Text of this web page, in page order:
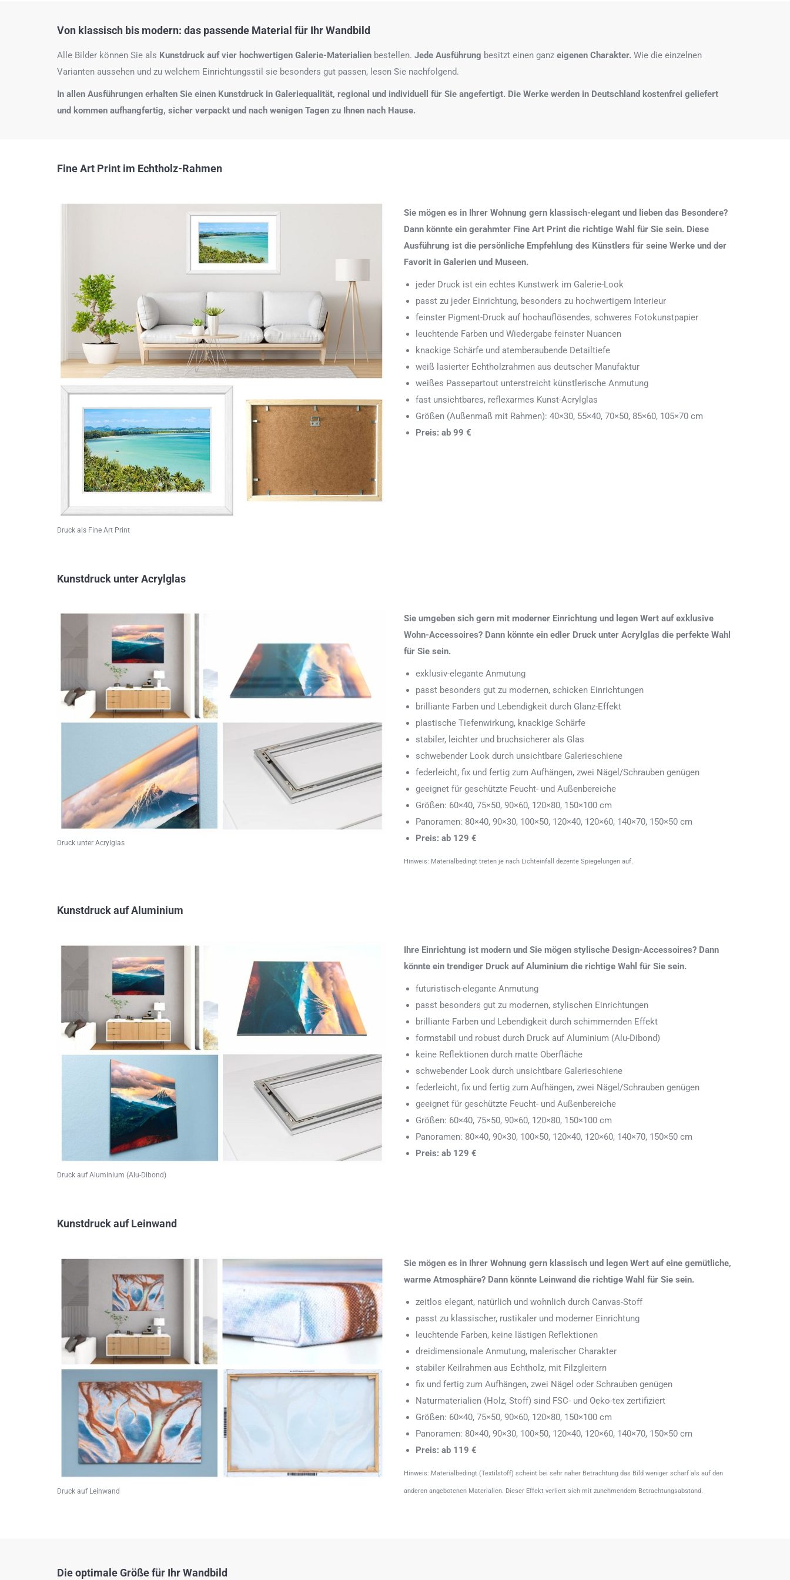
Von klassisch bis modern: das passende Material für Ihr Wandbild
Alle Bilder können Sie als Kunstdruck auf vier hochwertigen Galerie-Materialien bestellen. Jede Ausführung besitzt einen ganz eigenen Charakter. Wie die einzelnen
Varianten aussehen und zu welchem Einrichtungsstil sie besonders gut passen, lesen Sie nachfolgend.
In allen Ausführungen erhalten Sie einen Kunstdruck in Galeriequalität, regional und individuell für Sie angefertigt. Die Werke werden in Deutschland kostenfrei geliefert
und kommen aufhangfertig, sicher verpackt und nach wenigen Tagen zu Ihnen nach Hause.
Fine Art Print im Echtholz-Rahmen
Druck als Fine Art Print
Sie mögen es in Ihrer Wohnung gern klassisch-elegant und lieben das Besondere?
Dann könnte ein gerahmter Fine Art Print die richtige Wahl für Sie sein. Diese
Ausführung ist die persönliche Empfehlung des Künstlers für seine Werke und der
Favorit in Galerien und Museen.
jeder Druck ist ein echtes Kunstwerk im Galerie-Look
passt zu jeder Einrichtung, besonders zu hochwertigem Interieur
feinster Pigment-Druck auf hochauflösendes, schweres Fotokunstpapier
leuchtende Farben und Wiedergabe feinster Nuancen
knackige Schärfe und atemberaubende Detailtiefe
weiß lasierter Echtholzrahmen aus deutscher Manufaktur
weißes Passepartout unterstreicht künstlerische Anmutung
fast unsichtbares, reflexarmes Kunst-Acrylglas
Größen (Außenmaß mit Rahmen): 40×30, 55×40, 70×50, 85×60, 105×70 cm
Preis: ab 99 €
Kunstdruck unter Acrylglas
Druck unter Acrylglas
Sie umgeben sich gern mit moderner Einrichtung und legen Wert auf exklusive
Wohn-Accessoires? Dann könnte ein edler Druck unter Acrylglas die perfekte Wahl
für Sie sein.
exklusiv-elegante Anmutung
passt besonders gut zu modernen, schicken Einrichtungen
brilliante Farben und Lebendigkeit durch Glanz-Effekt
plastische Tiefenwirkung, knackige Schärfe
stabiler, leichter und bruchsicherer als Glas
schwebender Look durch unsichtbare Galerieschiene
federleicht, fix und fertig zum Aufhängen, zwei Nägel/Schrauben genügen
geeignet für geschützte Feucht- und Außenbereiche
Größen: 60×40, 75×50, 90×60, 120×80, 150×100 cm
Panoramen: 80×40, 90×30, 100×50, 120×40, 120×60, 140×70, 150×50 cm
Preis: ab 129 €
Hinweis: Materialbedingt treten je nach Lichteinfall dezente Spiegelungen auf.
Kunstdruck auf Aluminium
Druck auf Aluminium (Alu-Dibond)
Ihre Einrichtung ist modern und Sie mögen stylische Design-Accessoires? Dann
könnte ein trendiger Druck auf Aluminium die richtige Wahl für Sie sein.
futuristisch-elegante Anmutung
passt besonders gut zu modernen, stylischen Einrichtungen
brilliante Farben und Lebendigkeit durch schimmernden Effekt
formstabil und robust durch Druck auf Aluminium (Alu-Dibond)
keine Reflektionen durch matte Oberfläche
schwebender Look durch unsichtbare Galerieschiene
federleicht, fix und fertig zum Aufhängen, zwei Nägel/Schrauben genügen
geeignet für geschützte Feucht- und Außenbereiche
Größen: 60×40, 75×50, 90×60, 120×80, 150×100 cm
Panoramen: 80×40, 90×30, 100×50, 120×40, 120×60, 140×70, 150×50 cm
Preis: ab 129 €
Kunstdruck auf Leinwand
Druck auf Leinwand
Sie mögen es in Ihrer Wohnung gern klassisch und legen Wert auf eine gemütliche,
warme Atmosphäre? Dann könnte Leinwand die richtige Wahl für Sie sein.
zeitlos elegant, natürlich und wohnlich durch Canvas-Stoff
passt zu klassischer, rustikaler und moderner Einrichtung
leuchtende Farben, keine lästigen Reflektionen
dreidimensionale Anmutung, malerischer Charakter
stabiler Keilrahmen aus Echtholz, mit Filzgleitern
fix und fertig zum Aufhängen, zwei Nägel oder Schrauben genügen
Naturmaterialien (Holz, Stoff) sind FSC- und Oeko-tex zertifiziert
Größen: 60×40, 75×50, 90×60, 120×80, 150×100 cm
Panoramen: 80×40, 90×30, 100×50, 120×40, 120×60, 140×70, 150×50 cm
Preis: ab 119 €
Hinweis: Materialbedingt (Textilstoff) scheint bei sehr naher Betrachtung das Bild weniger scharf als auf den
anderen angebotenen Materialien. Dieser Effekt verliert sich mit zunehmendem Betrachtungsabstand.
Die optimale Größe für Ihr Wandbild